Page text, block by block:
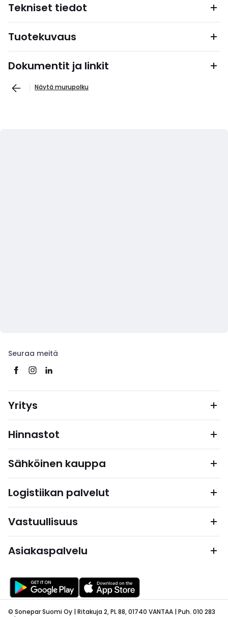
Tekniset tiedot
Tuotekuvaus
Dokumentit ja linkit
Näytä murupolku
Seuraa meitä
Yritys
Hinnastot
Sähköinen kauppa
Logistiikan palvelut
Vastuullisuus
Asiakaspalvelu
© Sonepar Suomi Oy | Ritakuja 2, PL 88, 01740 VANTAA | Puh. 010 283